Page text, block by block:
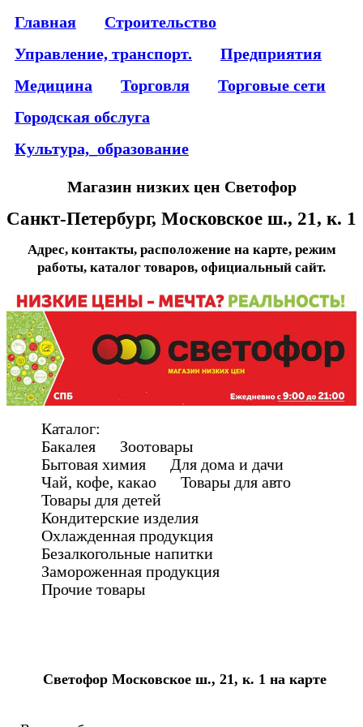
Главная
Строительство
Управление, транспорт.
Предприятия
Медицина
Торговля
Торговые сети
Городская обслуга
Культура,_образование
Магазин низких цен Светофор
Санкт-Петербург, Московское ш., 21, к. 1
Адрес, контакты, расположение на карте, режим
работы, каталог товаров, официальный сайт.
Каталог:
Бакалея Зоотовары
Бытовая химия Для дома и дачи
Чай, кофе, какао Товары для авто
Товары для детей
Кондитерские изделия
Охлажденная продукция
Безалкогольные напитки
Замороженная продукция
Прочие товары
Светофор Московское ш., 21, к. 1 на карте